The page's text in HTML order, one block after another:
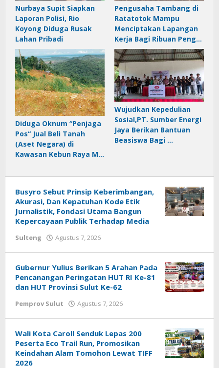
Nurbaya Supit Siapkan
Laporan Polisi, Rio
Koyong Diduga Rusak
Lahan Pribadi
Pengusaha Tambang di
Ratatotok Mampu
Menciptakan Lapangan
Kerja Bagi Ribuan Peng…
Diduga Oknum “Penjaga
Pos“ Jual Beli Tanah
(Aset Negara) di
Kawasan Kebun Raya M…
Wujudkan Kepedulian
Sosial,PT. Sumber Energi
Jaya Berikan Bantuan
Beasiswa Bagi …
Busyro Sebut Prinsip Keberimbangan,
Akurasi, Dan Kepatuhan Kode Etik
Jurnalistik, Fondasi Utama Bangun
Kepercayaan Publik Terhadap Media
Sulteng Agustus 7, 2026
Gubernur Yulius Berikan 5 Arahan Pada
Pencanangan Peringatan HUT RI Ke-81
dan HUT Provinsi Sulut Ke-62
Pemprov Sulut Agustus 7, 2026
Wali Kota Caroll Senduk Lepas 200
Peserta Eco Trail Run, Promosikan
Keindahan Alam Tomohon Lewat TIFF
2026